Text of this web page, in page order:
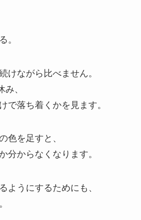
。
けながら比べません。
、
で落ち着くかを見ます。
色を足すと、
分からなくなります。
ようにするためにも、